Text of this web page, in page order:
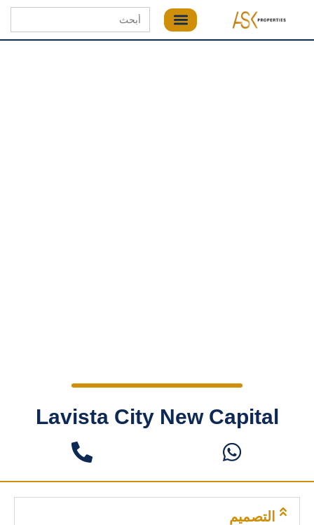
Search
for:
Lavista City New Capital
التصميم